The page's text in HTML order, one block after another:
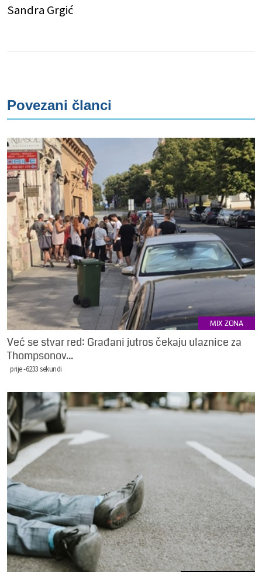
Sandra Grgić
Povezani članci
MIX ZONA
Već se stvar red: Građani jutros čekaju ulaznice za
Thompsonov...
prije -6233 sekundi